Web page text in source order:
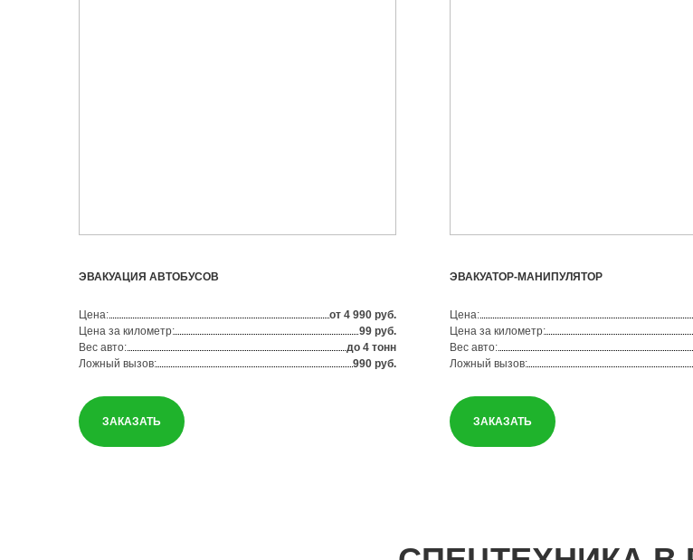
ЭВАКУАЦИЯ АВТОБУСОВ
Цена:
от 4 990 руб.
Цена за километр:
99 руб.
Вес авто:
до 4 тонн
Ложный вызов:
990 руб.
ЗАКАЗАТЬ
ЭВАКУАТОР-МАНИПУЛЯТОР
Цена:
Цена за километр:
Вес авто:
Ложный вызов:
ЗАКАЗАТЬ